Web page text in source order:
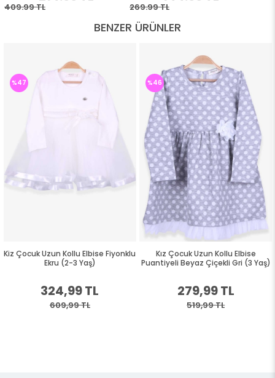
BENZER ÜRÜNLER
Kiz Çocuk Uzun Kollu Elbise Fiyonklu
Ekru (2-3 Yaş)
324,99 TL
609,99 TL
%47
Kız Çocuk Uzun Kollu Elbise
Puantiyeli Beyaz Çiçekli Gri (3 Yaş)
279,99 TL
519,99 TL
%46